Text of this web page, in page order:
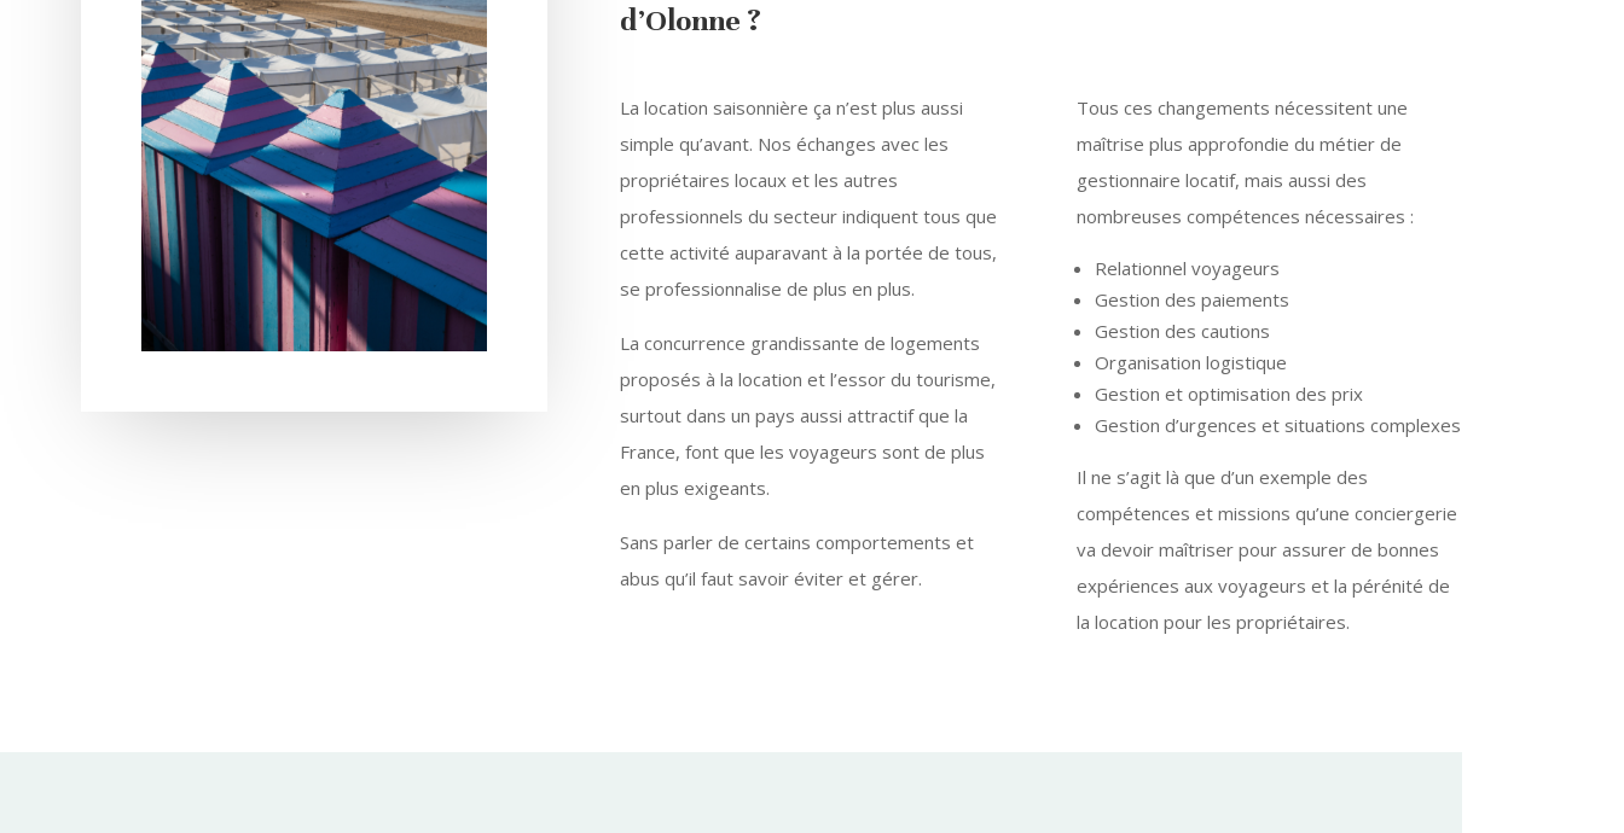
d’Olonne ?
La location saisonnière ça n’est plus aussi
simple qu’avant. Nos échanges avec les
propriétaires locaux et les autres
professionnels du secteur indiquent tous que
cette activité auparavant à la portée de tous,
se professionnalise de plus en plus.
La concurrence grandissante de logements
proposés à la location et l’essor du tourisme,
surtout dans un pays aussi attractif que la
France, font que les voyageurs sont de plus
en plus exigeants.
Sans parler de certains comportements et
abus qu’il faut savoir éviter et gérer.
Tous ces changements nécessitent une
maîtrise plus approfondie du métier de
gestionnaire locatif, mais aussi des
nombreuses compétences nécessaires :
Relationnel voyageurs
Gestion des paiements
Gestion des cautions
Organisation logistique
Gestion et optimisation des prix
Gestion d’urgences et situations complexes
Il ne s’agit là que d’un exemple des
compétences et missions qu’une conciergerie
va devoir maîtriser pour assurer de bonnes
expériences aux voyageurs et la pérénité de
la location pour les propriétaires.